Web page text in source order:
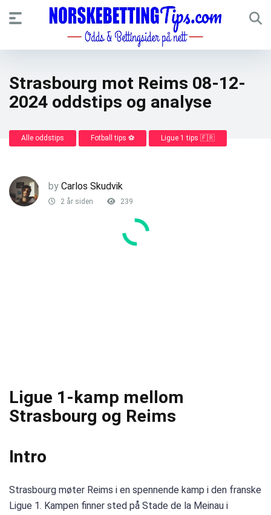
Strasbourg mot Reims 08-12-
2024 oddstips og analyse
Alle oddstips Fotball tips ⚽ Ligue 1 tips 🇫🇷
by Carlos Skudvik
2 år siden 239
Ligue 1-kamp mellom
Strasbourg og Reims
Intro
Strasbourg møter Reims i en spennende kamp i den franske
Ligue 1. Kampen finner sted på Stade de la Meinau i